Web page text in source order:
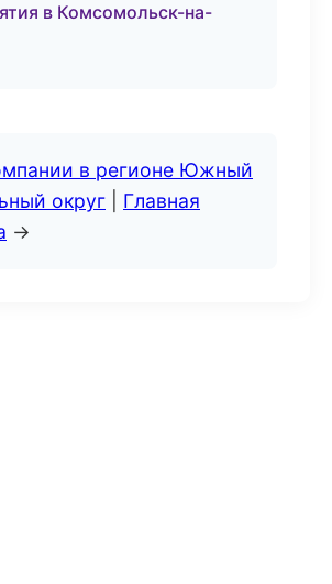
в Комсомольск-на-
в регионе Южный
округ
Главная
→